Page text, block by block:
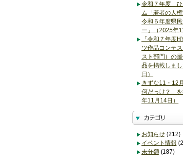
令和７年度 ひ
ム「若者の人
令和５年度県
ー」（2025年
「令和７年度
ツ作品コンテ
スト部門）の
品を掲載しま
日）
きずな11・12
何だっけ？」
年11月14日）
お知らせ(212)
イベント情報
未分類(187)